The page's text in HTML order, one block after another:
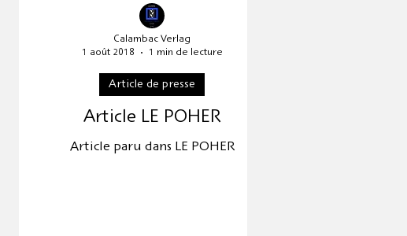
Article LE POHER
Article paru dans LE POHER
Article de presse
Calambac Verlag
1 août 2018
1 min de lecture